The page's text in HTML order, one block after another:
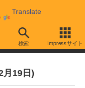
Translate
検索 Impressサイト
19日)